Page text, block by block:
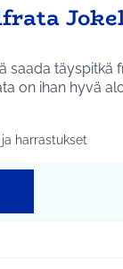
saada täyspitkä
on ihan hyvä
mukaan: Jokela
teeman
ja harrastukset